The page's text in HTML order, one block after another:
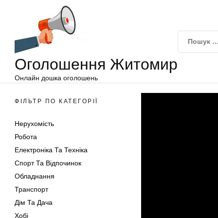
Оголошення Житомир
Онлайн дошка оголошень
ФІЛЬТР ПО КАТЕГОРІЇ
Нерухомість
Робота
Електроніка Та Техніка
Спорт Та Відпочинок
Обладнання
Транспорт
Дім Та Дача
Хобі